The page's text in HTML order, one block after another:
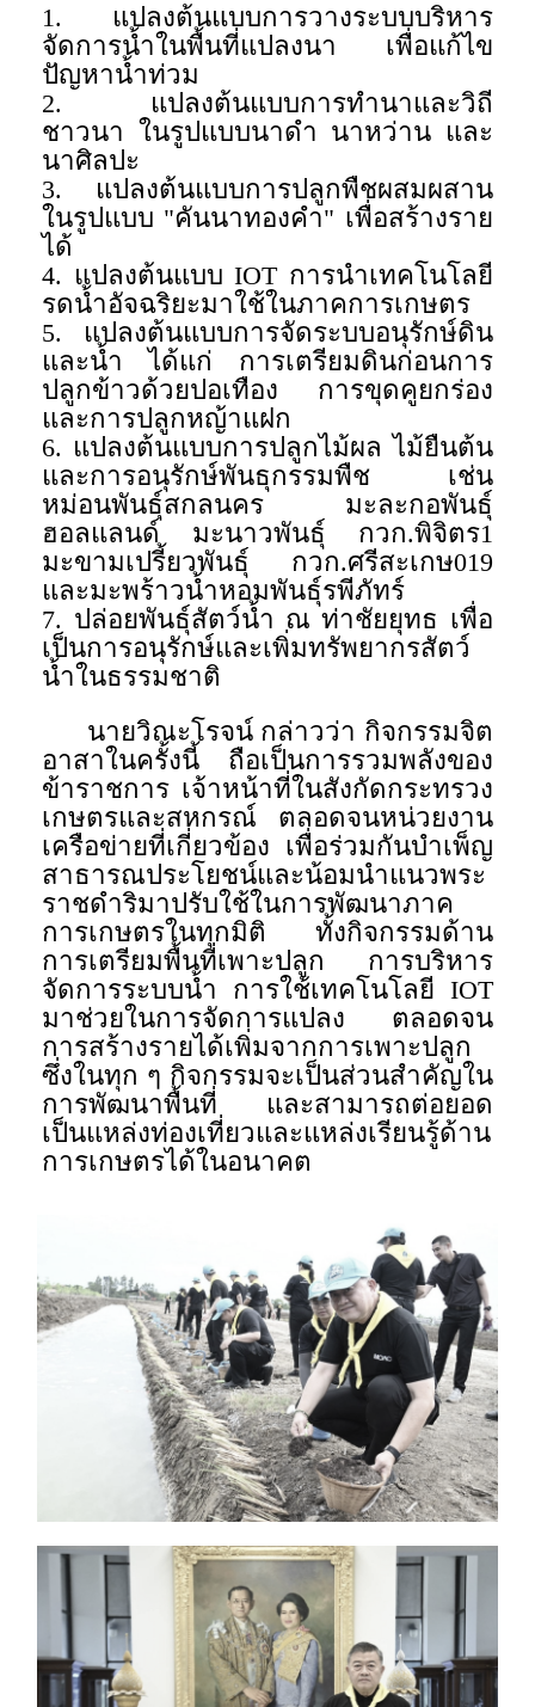
1. แปลงต้นแบบการวางระบบบริหาร
จัดการน้ำในพื้นที่แปลงนา เพื่อแก้ไข
ปัญหาน้ำท่วม
2. แปลงต้นแบบการทำนาและวิถี
ชาวนา ในรูปแบบนาดำ นาหว่าน และ
นาศิลปะ
3. แปลงต้นแบบการปลูกพืชผสมผสาน
ในรูปแบบ "คันนาทองคำ" เพื่อสร้างราย
ได้
4. แปลงต้นแบบ IOT การนำเทคโนโลยี
รดน้ำอัจฉริยะมาใช้ในภาคการเกษตร
5. แปลงต้นแบบการจัดระบบอนุรักษ์ดิน
และน้ำ ได้แก่ การเตรียมดินก่อนการ
ปลูกข้าวด้วยปอเทือง การขุดคูยกร่อง
และการปลูกหญ้าแฝก
6. แปลงต้นแบบการปลูกไม้ผล ไม้ยืนต้น
และการอนุรักษ์พันธุกรรมพืช เช่น
หม่อนพันธุ์สกลนคร มะละกอพันธุ์
ฮอลแลนด์ มะนาวพันธุ์ กวก.พิจิตร1
มะขามเปรี้ยวพันธุ์ กวก.ศรีสะเกษ019
และมะพร้าวน้ำหอมพันธุ์รพีภัทร์
7. ปล่อยพันธุ์สัตว์น้ำ ณ ท่าชัยยุทธ เพื่อ
เป็นการอนุรักษ์และเพิ่มทรัพยากรสัตว์
น้ำในธรรมชาติ
นายวิณะโรจน์ กล่าวว่า กิจกรรมจิต
อาสาในครั้งนี้ ถือเป็นการรวมพลังของ
ข้าราชการ เจ้าหน้าที่ในสังกัดกระทรวง
เกษตรและสหกรณ์ ตลอดจนหน่วยงาน
เครือข่ายที่เกี่ยวข้อง เพื่อร่วมกันบำเพ็ญ
สาธารณประโยชน์และน้อมนำแนวพระ
ราชดำริมาปรับใช้ในการพัฒนาภาค
การเกษตรในทุกมิติ ทั้งกิจกรรมด้าน
การเตรียมพื้นที่เพาะปลูก การบริหาร
จัดการระบบน้ำ การใช้เทคโนโลยี IOT
มาช่วยในการจัดการแปลง ตลอดจน
การสร้างรายได้เพิ่มจากการเพาะปลูก
ซึ่งในทุก ๆ กิจกรรมจะเป็นส่วนสำคัญใน
การพัฒนาพื้นที่ และสามารถต่อยอด
เป็นแหล่งท่องเที่ยวและแหล่งเรียนรู้ด้าน
การเกษตรได้ในอนาคต